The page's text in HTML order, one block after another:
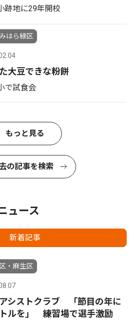
跡地に29年開校
はら緑区
大豆できな粉餅
で試食会
もっと見る
の記事を検索
ュース
新着記事
・麻生区
シストクラブ 「節目の年に
ルを」 練習場で選手激励